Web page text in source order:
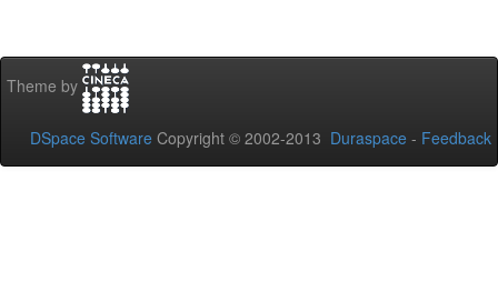
Theme by
DSpace Software Copyright © 2002-2013 Duraspace - Feedback